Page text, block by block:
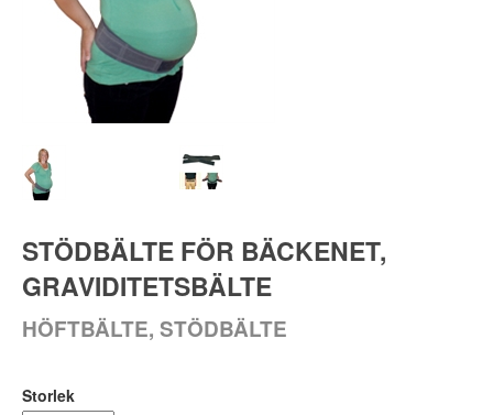
STÖDBÄLTE FÖR BÄCKENET,
GRAVIDITETSBÄLTE
HÖFTBÄLTE, STÖDBÄLTE
Storlek